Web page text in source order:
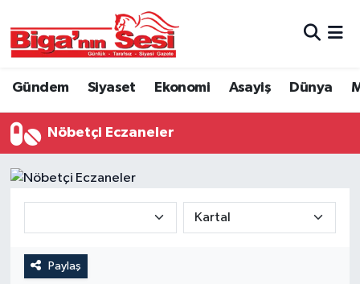
Gündem Siyaset Ekonomi Asayiş Dünya
Nöbetçi Eczaneler
Paylaş
Asayiş
Belde ve Köyler
Belediye
Eğitim
Çanakkale Hava Durumu
Süper Lig Puan Durumu ve Fikstür
Tüm Manşetler
Haber Arşivi